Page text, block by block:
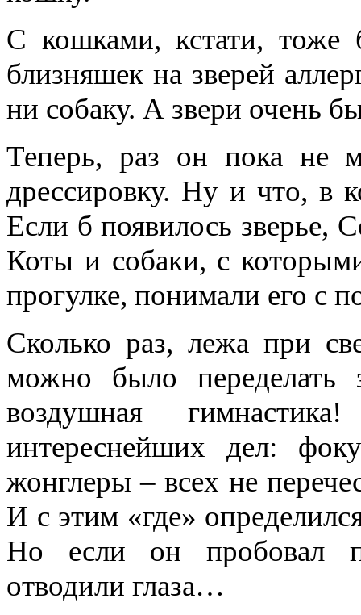
С кошками, кстати, тоже
близняшек на зверей
ни собаку. А звери очень
Теперь, раз он пока не
дрессировку. Ну и что, в
Если б появилось
Коты и собаки, с
прогулке, понимали его с
Сколько раз, лежа при
можно было
воздушная
интереснейших дел:
жонглеры – всех не
И с этим «где»
Но если он пробовал
отводили глаза…